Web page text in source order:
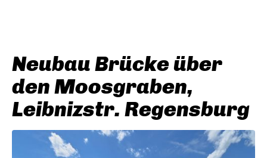
Neubau Brücke über
den Moosgraben,
Leibnizstr. Regensburg